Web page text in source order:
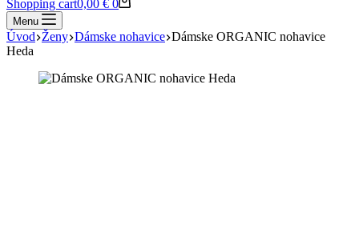
Shopping cart0,00 € 0
Menu
Úvod Ženy Dámske nohavice Dámske ORGANIC nohavice
Heda